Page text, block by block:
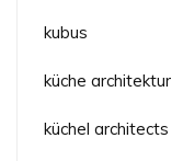
kubus
küche architektur
küchel architects